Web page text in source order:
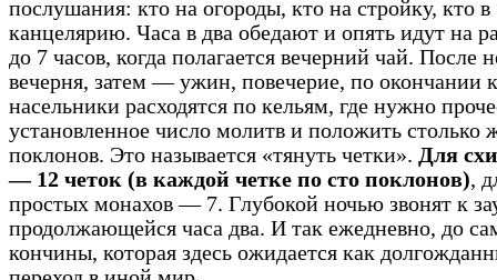
послушания: кто на огороды, кто на стройку, кто в
канцелярию. Часа в два обедают и опять идут на
до 7 часов, когда полагается вечерний чай. После
вечерня, затем — ужин, повечерие, по окончании
насельники расходятся по кельям, где нужно
установленное число молитв и положить столько
поклонов. Это называется «тянуть четки». Для
— 12 четок (в каждой четке по сто поклонов),
простых монахов — 7. Глубокой ночью звонят к
продолжающейся часа два. И так ежедневно, до
кончины, которая здесь ожидается как